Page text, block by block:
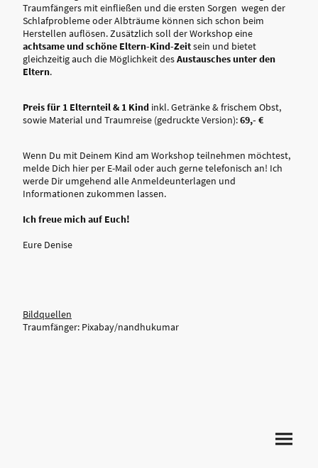
Traumfängers mit einfließen und die ersten Sorgen wegen der
Schlafprobleme oder Albträume können sich schon beim
Herstellen auflösen. Zusätzlich soll der Workshop eine
achtsame und schöne Eltern-Kind-Zeitsein und bietet
gleichzeitig auch die Möglichkeit desAustausches unter den
Eltern.
Preis für 1 Elternteil & 1 Kind inkl. Getränke & frischem Obst,
sowie Material und Traumreise (gedruckte Version):69,- €
Wenn Du mit Deinem Kind am Workshop teilnehmen möchtest,
melde Dich hier per E-Mail oder auch gerne telefonisch an! Ich
werde Dir umgehend alle Anmeldeunterlagen und
Informationen zukommen lassen.
Ich freue mich auf Euch!
Eure Denise
Bildquellen
Traumfänger: Pixabay/nandhukumar